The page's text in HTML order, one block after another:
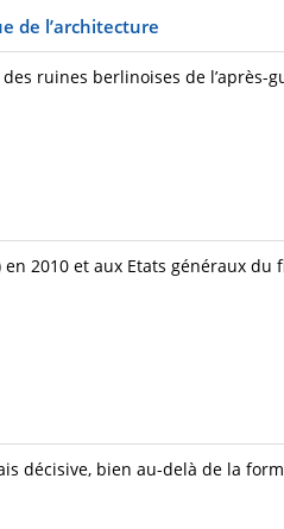
de l’architecture
ruines berlinoises de l’après-
2010 et aux Etats généraux
décisive, bien au-delà de la